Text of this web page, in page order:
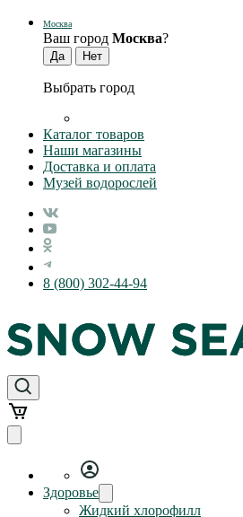
Москва
Ваш город Москва?
Выбрать город
Каталог товаров
Наши магазины
Доставка и оплата
Музей водорослей
8 (800) 302-44-94
Здоровье
Жидкий хлорофилл